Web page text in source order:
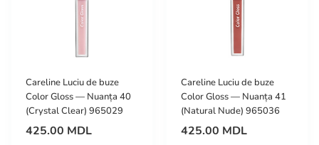
Careline Luciu de buze
Color Gloss — Nuanța 40
(Crystal Clear) 965029
425.00 MDL
Careline Luciu de buze
Color Gloss — Nuanța 41
(Natural Nude) 965036
425.00 MDL